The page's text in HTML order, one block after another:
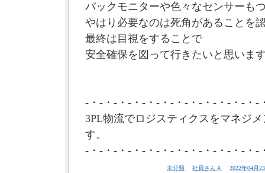
バックモニターや色々なセンサーも
やはり必要なのは死角があることを
最終は目視をすることで
安全確保を図って行きたいと思いま
-・-・-・-・-・-・-・-・-・-・-・-・-
3PL物流でロジスティクスをマネジ
す。
-・-・-・-・-・-・-・-・-・-・-・-・-
未分類 社員さんＡ 2022年04月